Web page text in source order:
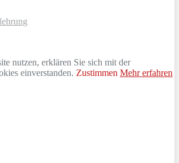
nutzen, erklären Sie sich mit der
einverstanden. Zustimmen Mehr erfahren